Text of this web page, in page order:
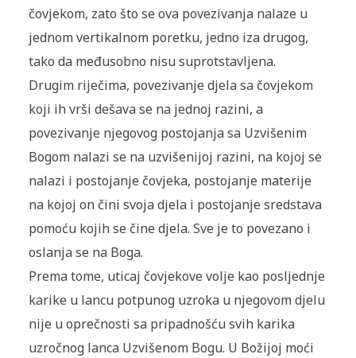
čovjekom, zato što se ova povezivanja nalaze u
jednom vertikalnom poretku, jedno iza drugog,
tako da međusobno nisu suprotstavljena.
Drugim riječima, povezivanje djela sa čovjekom
koji ih vrši dešava se na jednoj razini, a
povezivanje njegovog postojanja sa Uzvišenim
Bogom nalazi se na uzvišenijoj razini, na kojoj se
nalazi i postojanje čovjeka, postojanje materije
na kojoj on čini svoja djela i postojanje sredstava
pomoću kojih se čine djela. Sve je to povezano i
oslanja se na Boga.
Prema tome, uticaj čovjekove volje kao posljednje
karike u lancu potpunog uzroka u njegovom djelu
nije u oprečnosti sa pripadnošću svih karika
uzročnog lanca Uzvišenom Bogu. U Božijoj moći